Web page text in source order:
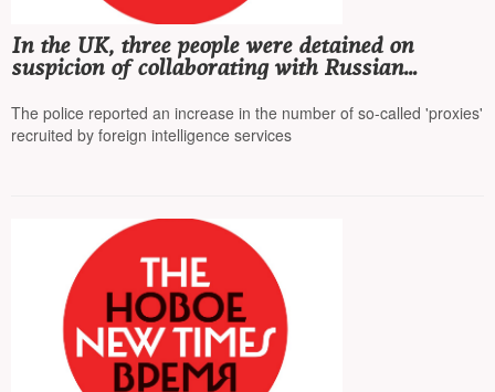
In the UK, three people were detained on
suspicion of collaborating with Russian
The police reported an increase in the number of so-called 'proxies'
recruited by foreign intelligence services